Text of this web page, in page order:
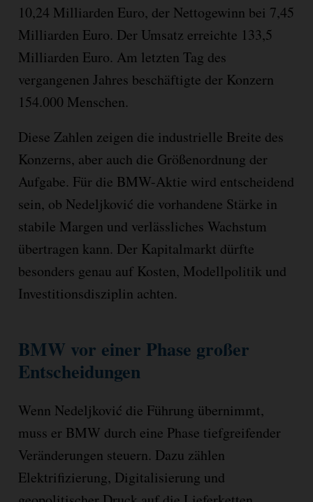
10,24 Milliarden Euro, der Nettogewinn bei 7,45
Milliarden Euro. Der Umsatz erreichte 133,5
Milliarden Euro. Am letzten Tag des
vergangenen Jahres beschäftigte der Konzern
154.000 Menschen.
Diese Zahlen zeigen die industrielle Breite des
Konzerns, aber auch die Größenordnung der
Aufgabe. Für die BMW-Aktie wird entscheidend
sein, ob Nedeljković die vorhandene Stärke in
stabile Margen und verlässliches Wachstum
übertragen kann. Der Kapitalmarkt dürfte
besonders genau auf Kosten, Modellpolitik und
Investitionsdisziplin achten.
BMW vor einer Phase großer
Entscheidungen
Wenn Nedeljković die Führung übernimmt,
muss er BMW durch eine Phase tiefgreifender
Veränderungen steuern. Dazu zählen
Elektrifizierung, Digitalisierung und